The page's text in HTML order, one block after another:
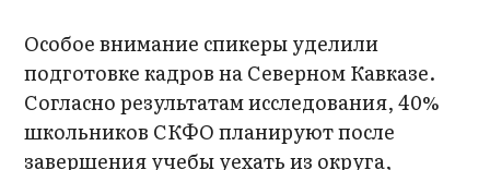
Особое внимание спикеры уделили
подготовке кадров на Северном Кавказе.
Согласно результатам исследования, 40%
школьников СКФО планируют после
завершения учебы уехать из округа,